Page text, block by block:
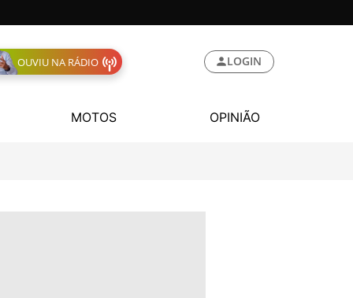
OUVIU NA RÁDIO LOGIN
MOTOS OPINIÃO